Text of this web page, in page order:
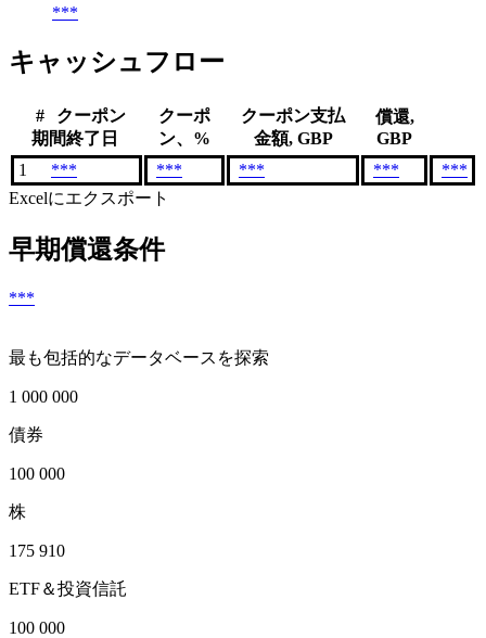
***
キャッシュフロー
#
クーポン
期間終了日
クーポ
ン、%
クーポン支払
金額, GBP
償還,
GBP
1
*** *** *** ***
***
Excelにエクスポート
早期償還条件
***
最も包括的なデータベースを探索
1 000 000
債券
100 000
株
175 910
ETF＆投資信託
100 000